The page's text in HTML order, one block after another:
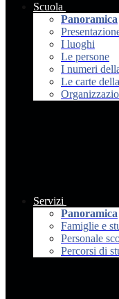
Scuola
Panoramica
I luoghi
Le persone
I numeri
Le carte
Servizi
Panoramica
Famiglie e
Personale
Percorsi di